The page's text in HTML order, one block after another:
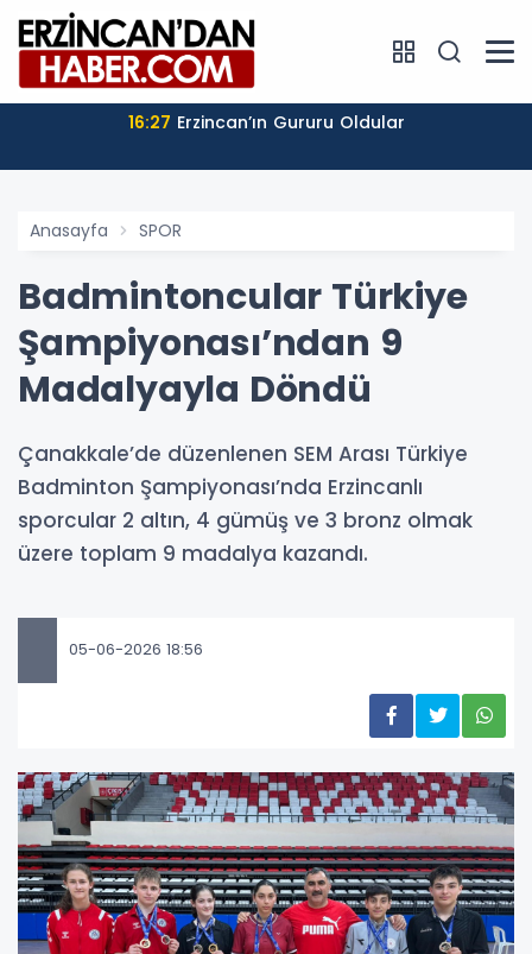
16:27 Erzincan’ın Gururu Oldular
Anasayfa SPOR
Badmintoncular Türkiye
Şampiyonası’ndan 9
Madalyayla Döndü
Çanakkale’de düzenlenen SEM Arası Türkiye
Badminton Şampiyonası’nda Erzincanlı
sporcular 2 altın, 4 gümüş ve 3 bronz olmak
üzere toplam 9 madalya kazandı.
05-06-2026 18:56